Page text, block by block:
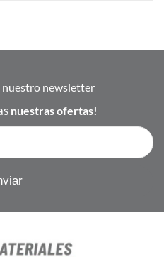
nuestro newsletter
nuestras ofertas!